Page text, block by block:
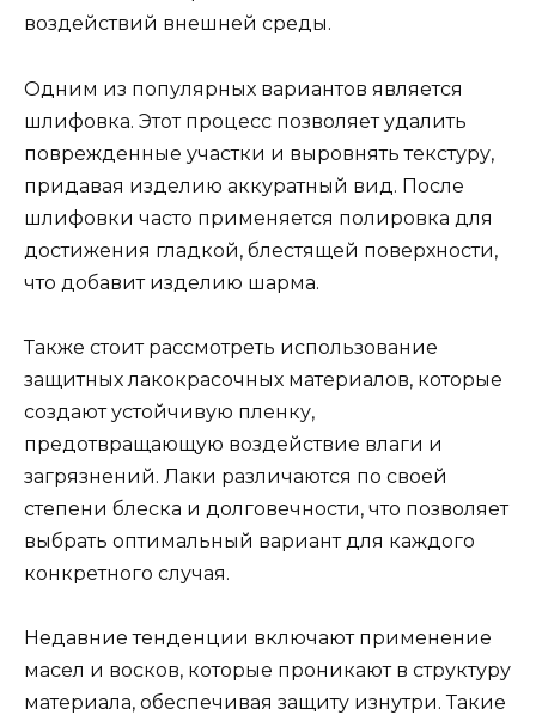
воздействий внешней среды.
Одним из популярных вариантов является
шлифовка. Этот процесс позволяет удалить
поврежденные участки и выровнять текстуру,
придавая изделию аккуратный вид. После
шлифовки часто применяется полировка для
достижения гладкой, блестящей поверхности,
что добавит изделию шарма.
Также стоит рассмотреть использование
защитных лакокрасочных материалов, которые
создают устойчивую пленку,
предотвращающую воздействие влаги и
загрязнений. Лаки различаются по своей
степени блеска и долговечности, что позволяет
выбрать оптимальный вариант для каждого
конкретного случая.
Недавние тенденции включают применение
масел и восков, которые проникают в структуру
материала, обеспечивая защиту изнутри. Такие